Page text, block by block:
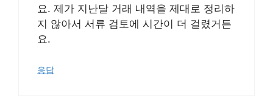
요. 제가 지난달 거래 내역을 제대로 정리하
지 않아서 서류 검토에 시간이 더 걸렸거든
요.
응답